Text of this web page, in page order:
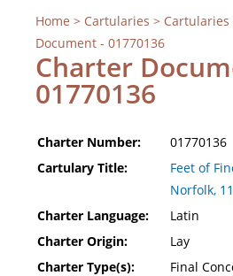
Home > Cartularies > Cartularies
Document - 01770136
Charter
01770136
Charter Number:
01770136
Cartulary Title:
Feet of
Norfolk,
Charter Language:
Latin
Charter Origin:
Lay
Charter Type(s):
Final